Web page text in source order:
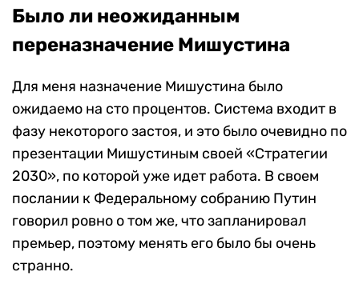
Было ли неожиданным
переназначение Мишустина
Для меня назначение Мишустина было
ожидаемо на сто процентов. Система входит в
фазу некоторого застоя, и это было очевидно по
презентации Мишустиным своей «Стратегии
2030», по которой уже идет работа. В своем
послании к Федеральному собранию Путин
говорил ровно о том же, что запланировал
премьер, поэтому менять его было бы очень
странно.